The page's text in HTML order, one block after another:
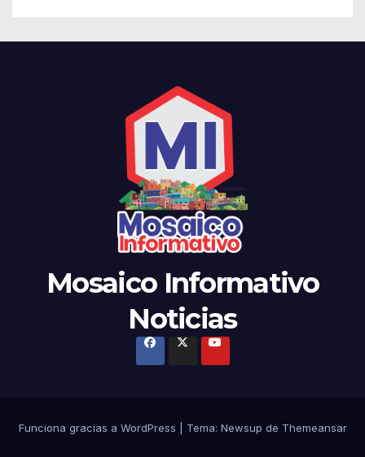
Mosaico Informativo
Noticias
Funciona gracias a WordPress Tema: Newsup de Themeansar